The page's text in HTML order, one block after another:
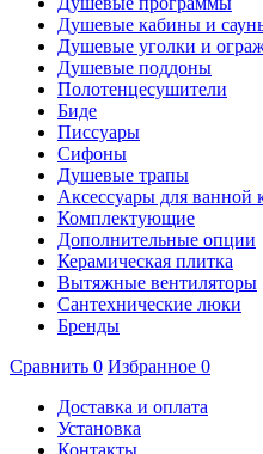
Душевые кабины и
Душевые уголки и
Душевые поддоны
Полотенцесушители
Биде
Писсуары
Сифоны
Душевые трапы
Аксессуары для ванной
Комплектующие
Дополнительные опции
Керамическая плитка
Вытяжные вентиляторы
Сантехнические люки
Бренды
Сравнить 0 Избранное 0
Доставка и оплата
Установка
Контакты